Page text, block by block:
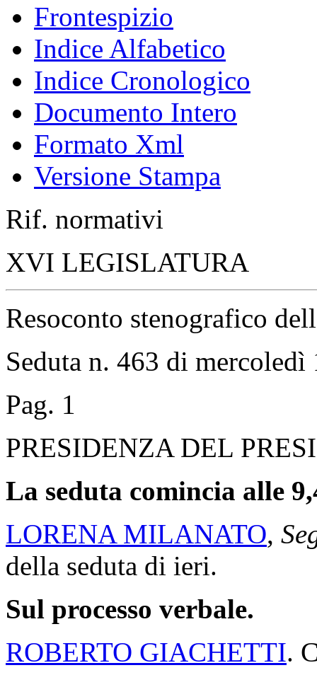
Frontespizio
Indice Alfabetico
Indice Cronologico
Documento Intero
Formato Xml
Versione Stampa
Rif. normativi
XVI LEGISLATURA
Resoconto stenografico
Seduta n. 463 di mercoledì
Pag. 1
PRESIDENZA DEL
La seduta comincia alle
LORENA MILANATO,
della seduta di ieri.
Sul processo verbale.
ROBERTO GIACHETTI.